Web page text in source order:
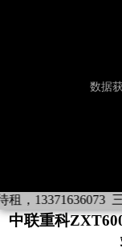
，13371636073 三
中联重科